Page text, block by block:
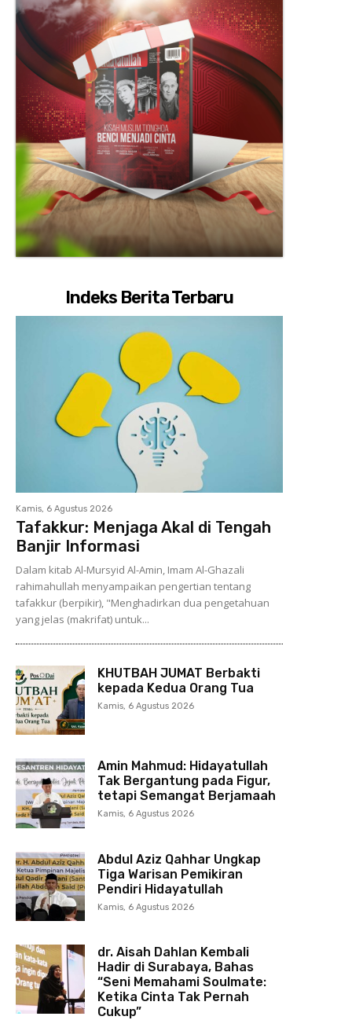
Indeks Berita Terbaru
Kamis, 6 Agustus 2026
Tafakkur: Menjaga Akal di Tengah
Banjir Informasi
Dalam kitab Al-Mursyid Al-Amin, Imam Al-Ghazali
rahimahullah menyampaikan pengertian tentang
tafakkur (berpikir), "Menghadirkan dua pengetahuan
yang jelas (makrifat) untuk...
KHUTBAH JUMAT Berbakti
kepada Kedua Orang Tua
Kamis, 6 Agustus 2026
Amin Mahmud: Hidayatullah
Tak Bergantung pada Figur,
tetapi Semangat Berjamaah
Kamis, 6 Agustus 2026
Abdul Aziz Qahhar Ungkap
Tiga Warisan Pemikiran
Pendiri Hidayatullah
Kamis, 6 Agustus 2026
dr. Aisah Dahlan Kembali
Hadir di Surabaya, Bahas
“Seni Memahami Soulmate:
Ketika Cinta Tak Pernah
Cukup”